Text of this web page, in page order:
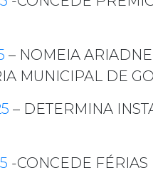
– NOMEIA
MUNICIPAL DE
– DETERMINA
-CONCEDE